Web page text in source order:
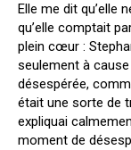
Elle me dit qu’elle
qu’elle comptait
plein cœur :
seulement à
désespérée,
était une sorte de
expliquai
moment de